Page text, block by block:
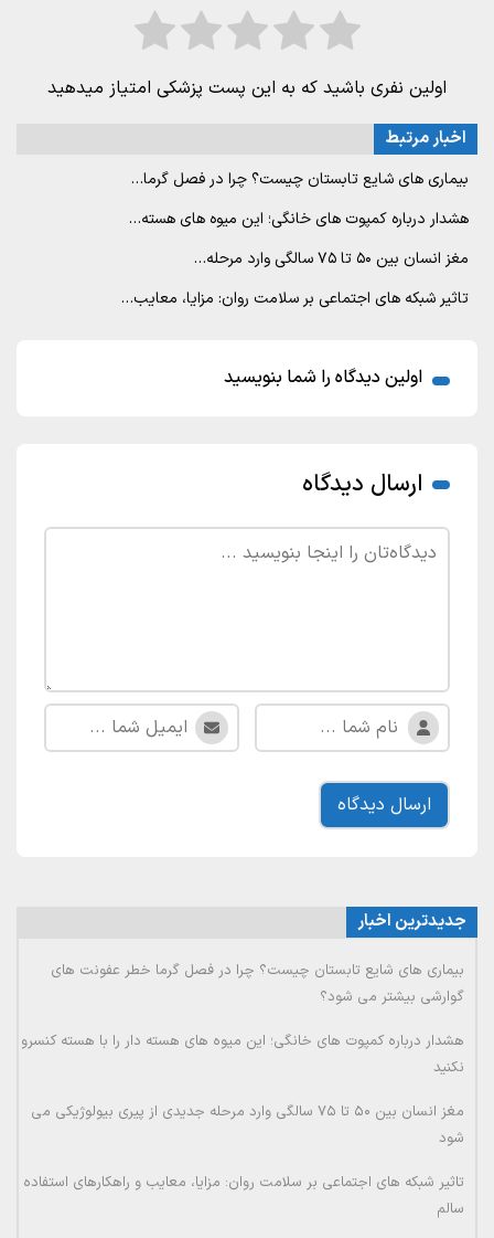
اولین نفری باشید که به این پست پزشکی امتیاز میدهید
اخبار مرتبط
بیماری های شایع تابستان چیست؟ چرا در فصل گرما…
هشدار درباره کمپوت های خانگی؛ این میوه های هسته…
مغز انسان بین ۵۰ تا ۷۵ سالگی وارد مرحله…
تاثیر شبکه های اجتماعی بر سلامت روان: مزایا، معایب…
اولین دیدگاه را شما بنویسید
ارسال دیدگاه
جدیدترین اخبار
بیماری های شایع تابستان چیست؟ چرا در فصل گرما خطر عفونت های
گوارشی بیشتر می شود؟
هشدار درباره کمپوت های خانگی؛ این میوه های هسته دار را با هسته کنسرو
نکنید
مغز انسان بین ۵۰ تا ۷۵ سالگی وارد مرحله جدیدی از پیری بیولوژیکی می
شود
تاثیر شبکه های اجتماعی بر سلامت روان: مزایا، معایب و راهکارهای استفاده
سالم